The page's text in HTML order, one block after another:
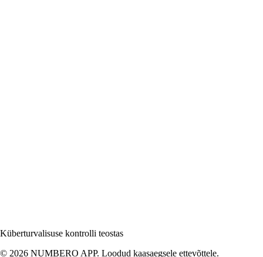
Küberturvalisuse kontrolli teostas
© 2026 NUMBERO APP. Loodud kaasaegsele ettevõttele.